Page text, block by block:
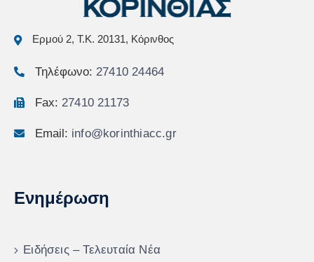
Ερμού 2, Τ.Κ. 20131, Κόρινθος
Τηλέφωνο: 27410 24464
Fax: 27410 21173
Email: info@korinthiacc.gr
Ενημέρωση
Ειδήσεις – Τελευταία Νέα